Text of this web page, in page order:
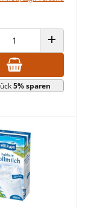
VERRINGERN ANZAHL
5% sparen